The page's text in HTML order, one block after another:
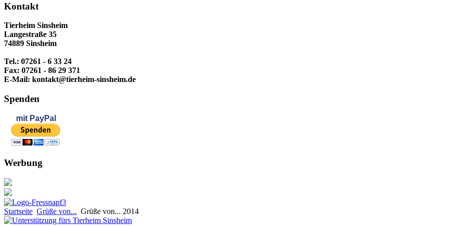
Kontakt
Tierheim Sinsheim
Langestraße 35
74889 Sinsheim
Tel.: 07261 - 6 33 24
Fax: 07261 - 86 29 371
E-Mail: kontakt@tierheim-sinsheim.de
Spenden
mit PayPal
Werbung
Startseite Grüße von... Grüße von... 2014